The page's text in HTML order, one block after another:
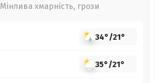
Мінлива хмарність, грози
34°/21°
35°/21°